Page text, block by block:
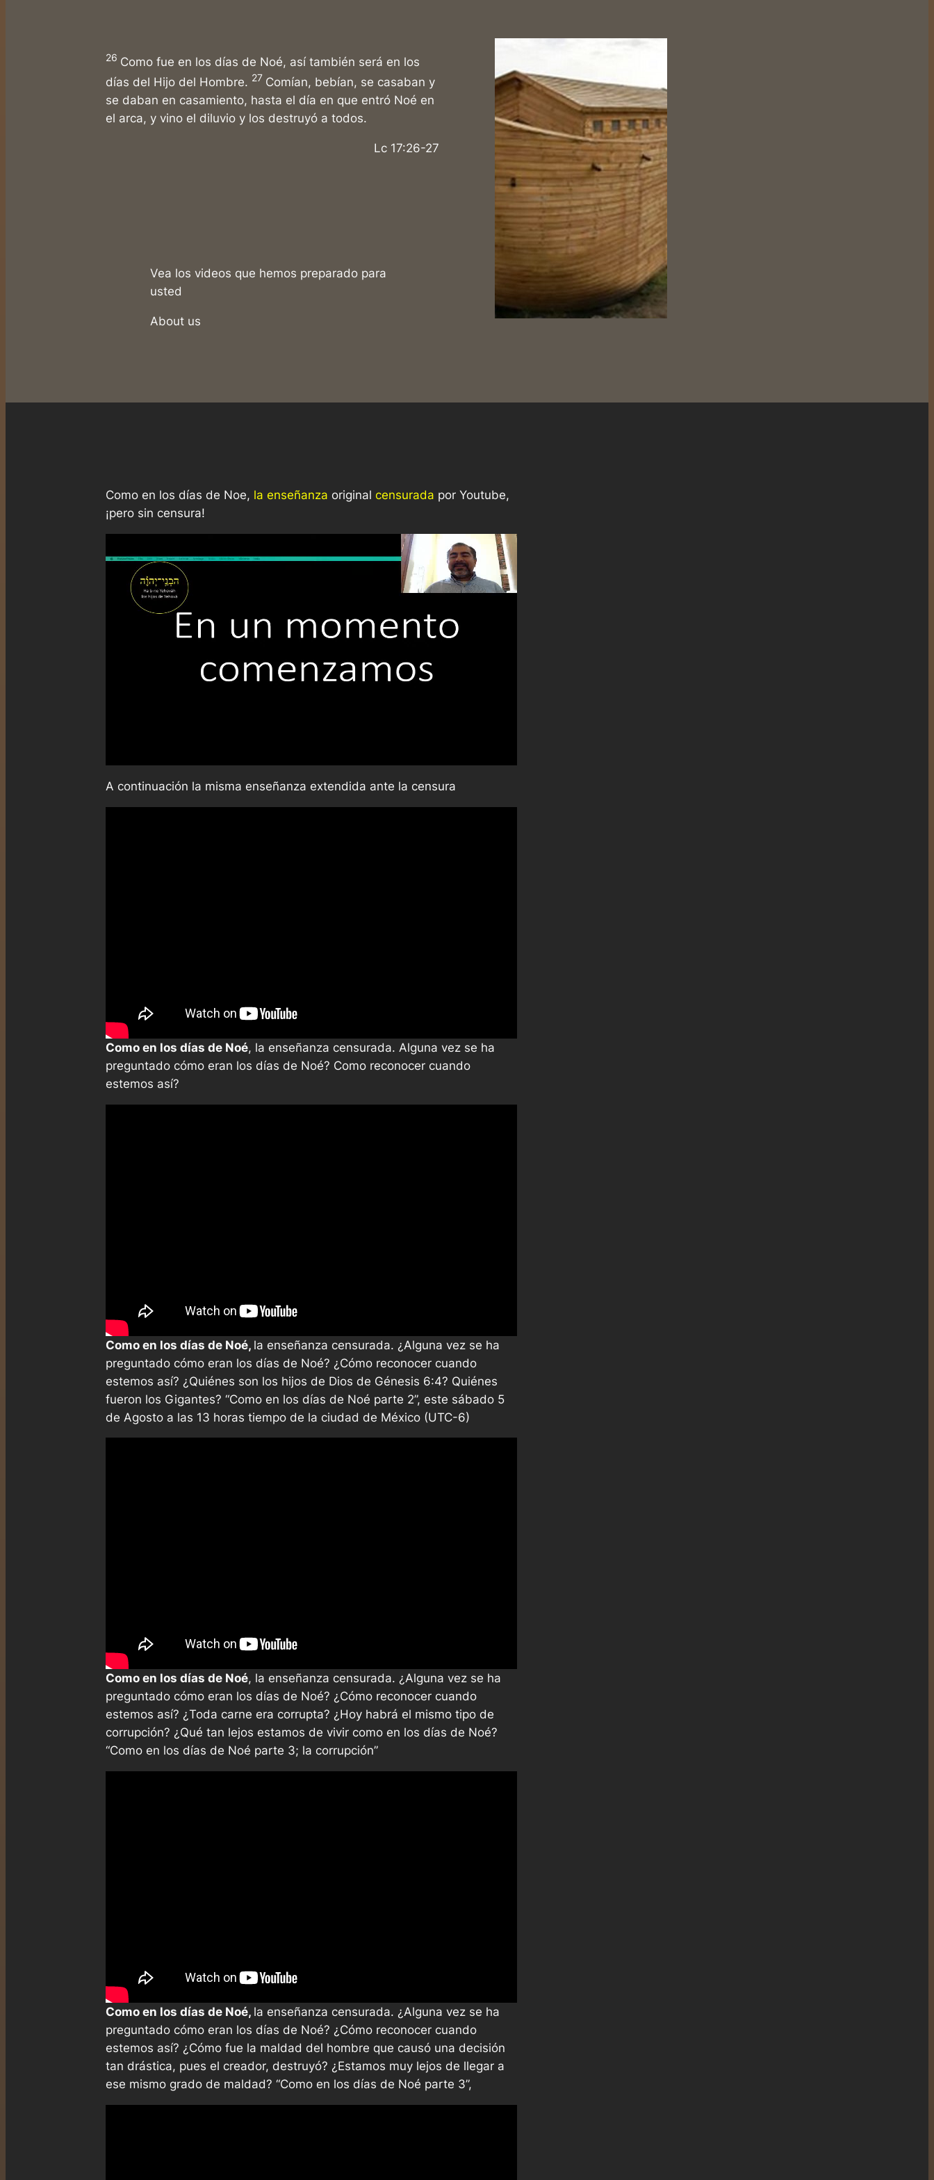
26 Como fue en los días de Noé, así también será en los
días del Hijo del Hombre. 27 Comían, bebían, se casaban y
se daban en casamiento, hasta el día en que entró Noé en
el arca, y vino el diluvio y los destruyó a todos.
Lc 17:26-27
Vea los videos que hemos preparado para
usted
About us
Como en los días de Noe, la enseñanza original censurada por Youtube,
¡pero sin censura!
A continuación la misma enseñanza extendida ante la censura
Como en los días de Noé, la enseñanza censurada. Alguna vez se ha
preguntado cómo eran los días de Noé? Como reconocer cuando
estemos así?
Como en los días de Noé, la enseñanza censurada. ¿Alguna vez se ha
preguntado cómo eran los días de Noé? ¿Cómo reconocer cuando
estemos así? ¿Quiénes son los hijos de Dios de Génesis 6:4? Quiénes
fueron los Gigantes? “Como en los días de Noé parte 2”, este sábado 5
de Agosto a las 13 horas tiempo de la ciudad de México (UTC-6)
Como en los días de Noé, la enseñanza censurada. ¿Alguna vez se ha
preguntado cómo eran los días de Noé? ¿Cómo reconocer cuando
estemos así? ¿Toda carne era corrupta? ¿Hoy habrá el mismo tipo de
corrupción? ¿Qué tan lejos estamos de vivir como en los días de Noé?
“Como en los días de Noé parte 3; la corrupción”
Como en los días de Noé, la enseñanza censurada. ¿Alguna vez se ha
preguntado cómo eran los días de Noé? ¿Cómo reconocer cuando
estemos así? ¿Cómo fue la maldad del hombre que causó una decisión
tan drástica, pues el creador, destruyó? ¿Estamos muy lejos de llegar a
ese mismo grado de maldad? “Como en los días de Noé parte 3”,